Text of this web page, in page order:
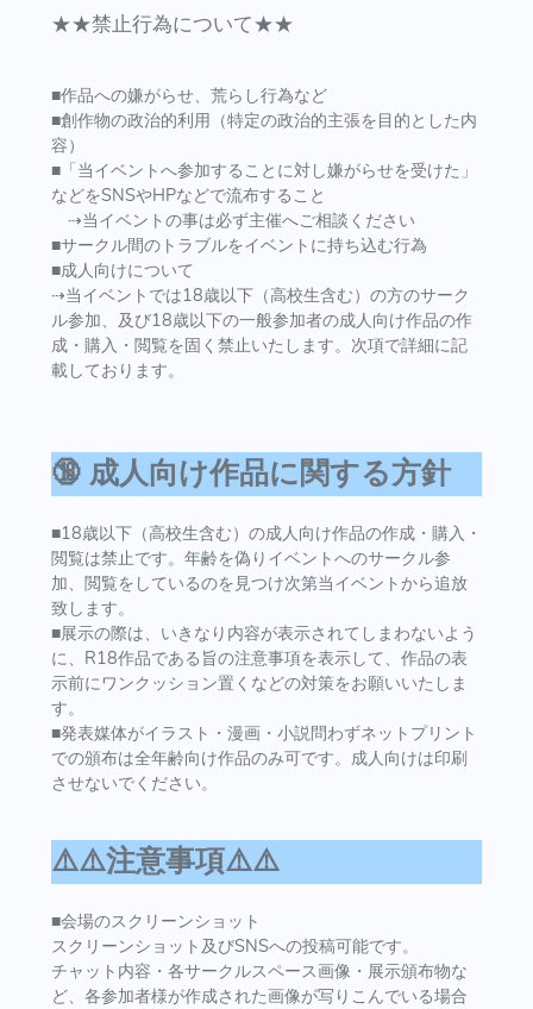
★★禁止行為について★★
■作品への嫌がらせ、荒らし行為など
■創作物の政治的利用（特定の政治的主張を目的とした内
容）
■「当イベントへ参加することに対し嫌がらせを受けた」
などをSNSやHPなどで流布すること
⇢当イベントの事は必ず主催へご相談ください
■サークル間のトラブルをイベントに持ち込む行為
■成人向けについて
⇢当イベントでは18歳以下（高校生含む）の方のサーク
ル参加、及び18歳以下の一般参加者の成人向け作品の作
成・購入・閲覧を固く禁止いたします。次項で詳細に記
載しております。
🔞 成人向け作品に関する方針
■18歳以下（高校生含む）の成人向け作品の作成・購入・
閲覧は禁止です。年齢を偽りイベントへのサークル参
加、閲覧をしているのを見つけ次第当イベントから追放
致します。
■展示の際は、いきなり内容が表示されてしまわないよう
に、R18作品である旨の注意事項を表示して、作品の表
示前にワンクッション置くなどの対策をお願いいたしま
す。
■発表媒体がイラスト・漫画・小説問わずネットプリント
での頒布は全年齢向け作品のみ可です。成人向けは印刷
させないでください。
⚠️⚠️注意事項⚠️⚠️
■会場のスクリーンショット
スクリーンショット及びSNSへの投稿可能です。
チャット内容・各サークルスペース画像・展示頒布物な
ど、各参加者様が作成された画像が写りこんでいる場合